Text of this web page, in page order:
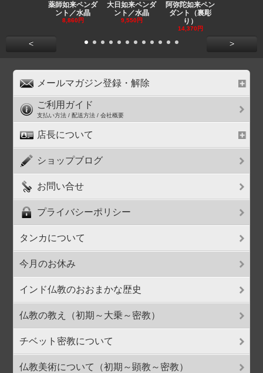
薬師如来ペンダ
ント／水晶
8,860円
大日如来ペンダ
ント／水晶
9,550円
阿弥陀如来ペン
ダント（裏彫
り）
14,370円
< >
メールマガジン登録・解除
ご利用ガイド
支払い方法 / 配送方法 / 会社概要
店長について
ショップブログ
お問い合せ
プライバシーポリシー
タンカについて
今月のお休み
インド仏教のおおまかな歴史
仏教の教え（初期～大乗～密教）
チベット密教について
仏教美術について（初期～顕教～密教）